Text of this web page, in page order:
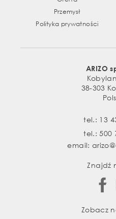
Przemysł
Polityka prywatności
ARIZO
38-303
tel.: 13
tel.:500
email:
Znajdź
Zobacz